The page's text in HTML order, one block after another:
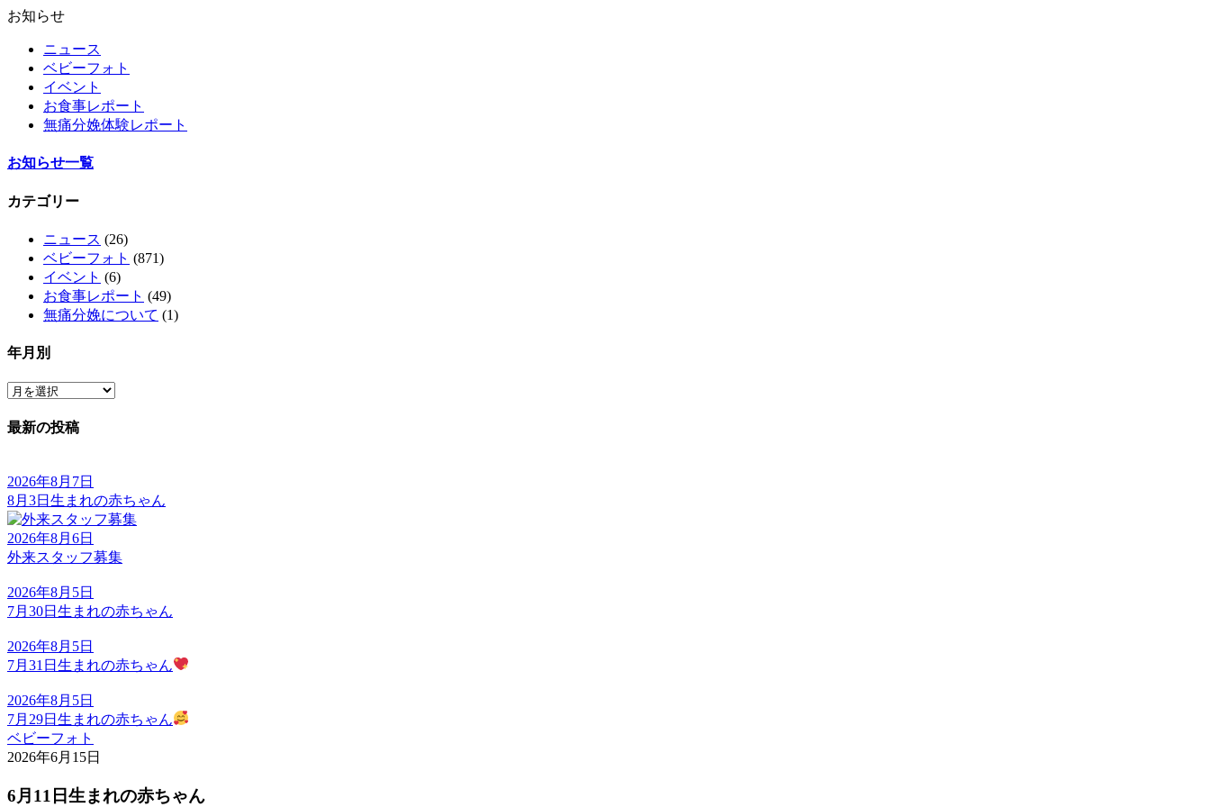
お知らせ
ニュース
ベビーフォト
イベント
お食事レポート
無痛分娩体験レポート
お知らせ一覧
カテゴリー
ニュース (26)
ベビーフォト (871)
イベント (6)
お食事レポート (49)
無痛分娩について (1)
年月別
最新の投稿
2026年8月7日
8月3日生まれの赤ちゃん
2026年8月6日
外来スタッフ募集
2026年8月5日
7月30日生まれの赤ちゃん
2026年8月5日
7月31日生まれの赤ちゃん
2026年8月5日
7月29日生まれの赤ちゃん
ベビーフォト
2026年6月15日
6月11日生まれの赤ちゃん